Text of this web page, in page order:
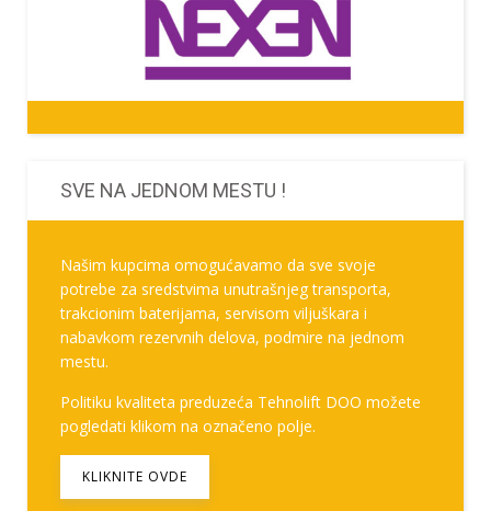
SVE NA JEDNOM MESTU !
Našim kupcima omogućavamo da sve svoje
potrebe za sredstvima unutrašnjeg transporta,
trakcionim baterijama, servisom viljuškara i
nabavkom rezervnih delova, podmire na jednom
mestu.
Politiku kvaliteta preduzeća Tehnolift DOO možete
pogledati klikom na označeno polje.
KLIKNITE OVDE